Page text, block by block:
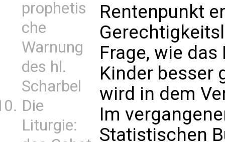
prophetis
che
Warnung
des hl.
Scharbel
Die
Liturgie:
Rentenpunkt
Frage, wie
Kinder besser
wird in dem
Im
Statistischen